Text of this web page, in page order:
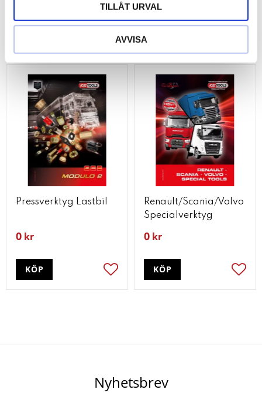
TILLÅT URVAL
AVVISA
KÖP KÖP
Pressverktyg Lastbil
0 kr
Lägg till i favoriter
KÖP
Renault/Scania/Volvo
Specialverktyg
0 kr
KÖP
Nyhetsbrev